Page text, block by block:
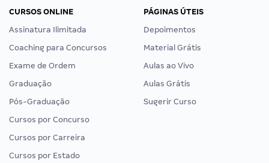
CURSOS ONLINE
Assinatura Ilimitada
Coaching para Concursos
Exame de Ordem
Graduação
Pós-Graduação
Cursos por Concurso
Cursos por Carreira
Cursos por Estado
PÁGINAS ÚTEIS
Depoimentos
Material Grátis
Aulas ao Vivo
Aulas Grátis
Sugerir Curso